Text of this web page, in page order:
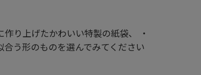
り上げたかわいい特製の紙袋、 ・
う形のものを選んでみてください